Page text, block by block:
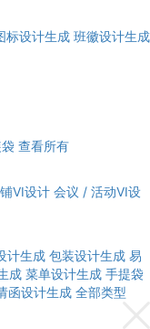
标设计生成 班徽设计生成
查看所有
VI设计 会议 / 活动VI设
计生成 包装设计生成 易
成 菜单设计生成 手提袋
函设计生成 全部类型